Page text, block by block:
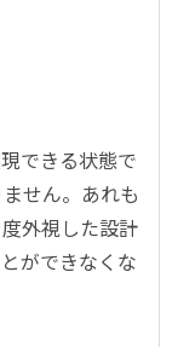
できる状態で
せん。あれも
外視した設計
ができなくな